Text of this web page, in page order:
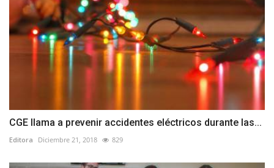
CGE llama a prevenir accidentes eléctricos durante las...
Editora Diciembre 21, 2018 829